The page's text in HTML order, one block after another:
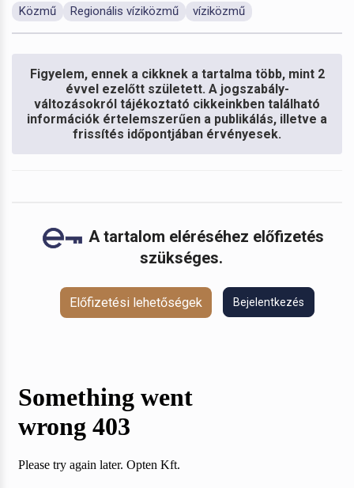
Közmű Regionális víziközmű víziközmű
Figyelem, ennek a cikknek a tartalma több, mint 2
évvel ezelőtt született. A jogszabály-
változásokról tájékoztató cikkeinkben található
információk értelemszerűen a publikálás, illetve a
frissítés időpontjában érvényesek.
A tartalom eléréséhez előfizetés
szükséges.
Előfizetési lehetőségek Bejelentkezés